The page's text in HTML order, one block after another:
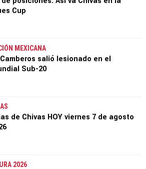
Cup
MEXICANA
salió lesionado en el
Sub-20
de Chivas HOY viernes 7 de agosto
2026